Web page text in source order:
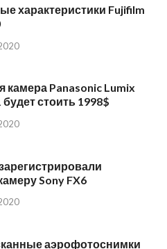
характеристики Fujifilm
камера Panasonic Lumix
будет стоить 1998$
Sony FX6
аэрофотоснимки